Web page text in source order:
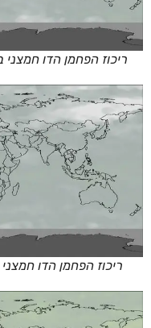
ריכוז הפחמן הדו חמצני
ריכוז הפחמן הדו חמצני